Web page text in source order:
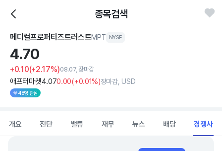
종목검색
메디컬프로퍼티즈트러스트MPT NYSE
4.70
+0.10(+2.17%)08.07, 장마감
애프터마켓4.070.00(+0.01%)장마감, USD
48명 관심
개요 진단 밸류 재무 뉴스 배당 경쟁사